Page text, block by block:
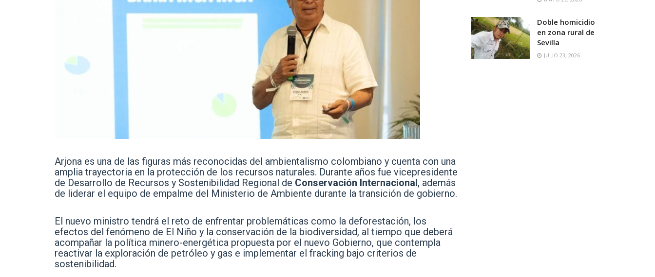
Arjona es una de las figuras más reconocidas del ambientalismo colombiano y cuenta con una
amplia trayectoria en la protección de los recursos naturales. Durante años fue vicepresidente
de Desarrollo de Recursos y Sostenibilidad Regional de Conservación Internacional, además
de liderar el equipo de empalme del Ministerio de Ambiente durante la transición de gobierno.
El nuevo ministro tendrá el reto de enfrentar problemáticas como la deforestación, los
efectos del fenómeno de El Niño y la conservación de la biodiversidad, al tiempo que deberá
acompañar la política minero-energética propuesta por el nuevo Gobierno, que contempla
reactivar la exploración de petróleo y gas e implementar el fracking bajo criterios de
sostenibilidad.
Doble homicidio
en zona rural de
Sevilla
JULIO 23, 2026